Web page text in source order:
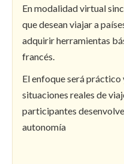
En modalidad virtual
que desean viajar a
adquirir herramientas
francés.
El enfoque será
situaciones reales de
participantes
autonomía